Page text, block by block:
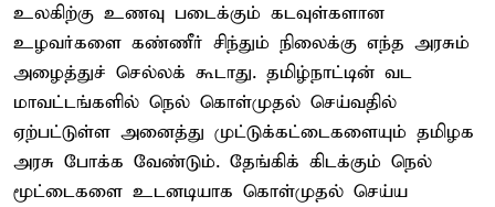
உலகிற்கு உணவு படைக்கும் கடவுள்களான
உழவர்களை கண்ணீர் சிந்தும் நிலைக்கு எந்த அரசும்
அழைத்துச் செல்லக் கூடாது. தமிழ்நாட்டின் வட
மாவட்டங்களில் நெல் கொள்முதல் செய்வதில்
ஏற்பட்டுள்ள அனைத்து முட்டுக்கட்டைகளையும் தமிழக
அரசு போக்க வேண்டும். தேங்கிக் கிடக்கும் நெல்
மூட்டைகளை உடனடியாக கொள்முதல் செய்ய